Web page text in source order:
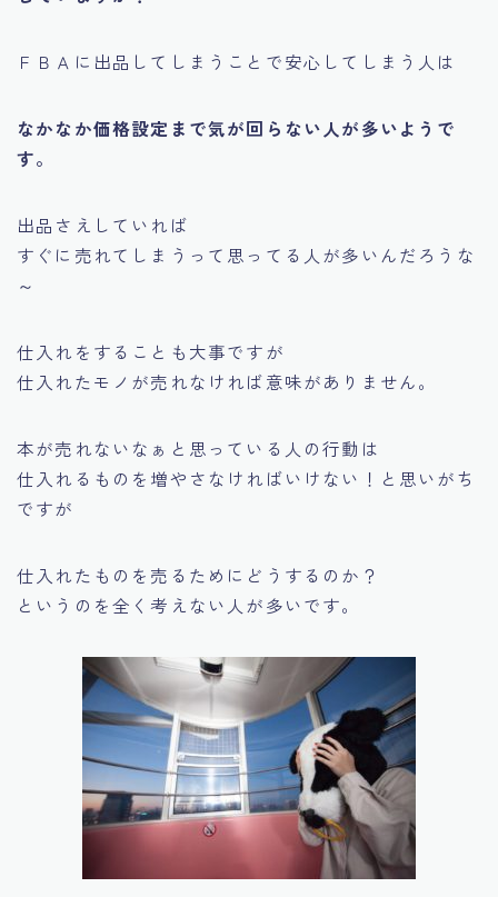
ＦＢＡに出品してしまうことで安心してしまう人は
なかなか価格設定まで気が回らない人が多いようで
す。
出品さえしていれば
すぐに売れてしまうって思ってる人が多いんだろうな
～
仕入れをすることも大事ですが
仕入れたモノが売れなければ意味がありません。
本が売れないなぁと思っている人の行動は
仕入れるものを増やさなければいけない！ と思いがち
ですが
仕入れたものを売るためにどうするのか？
というのを全く考えない人が多いです。